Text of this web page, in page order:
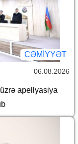
CƏMİYYƏT
06.08.2026
apellyasiya